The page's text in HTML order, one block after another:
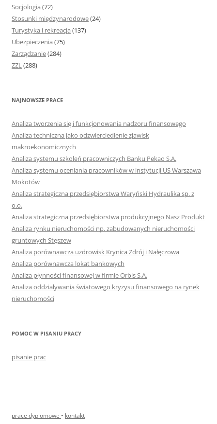
Socjologia (72)
Stosunki międzynarodowe(24)
Turystyka i rekreacja (137)
Ubezpieczenia (75)
Zarządzanie(284)
ZZL(288)
NAJNOWSZE PRACE
Analiza tworzenia się i funkcjonowania nadzoru finansowego
Analiza techniczna jako odzwierciedlenie zjawisk
makroekonomicznych
Analiza systemu szkoleń pracowniczych Banku Pekao S.A.
Analiza systemu oceniania pracowników w instytucji US Warszawa
Mokotów
Analiza strategiczna przedsiębiorstwa Waryński Hydraulika sp. z
o.o.
Analiza strategiczna przedsiębiorstwa produkcyjnego Nasz Produkt
Analiza rynku nieruchomości np. zabudowanych nieruchomości
gruntowych Stęszew
Analiza porównawcza uzdrowisk Krynica Zdrój i Nałęczowa
Analiza porównawcza lokat bankowych
Analiza płynności finansowej w firmie Orbis S.A.
Analiza oddziaływania światowego kryzysu finansowego na rynek
nieruchomości
POMOC W PISANIU PRACY
pisanie prac
prace dyplomowe • kontakt